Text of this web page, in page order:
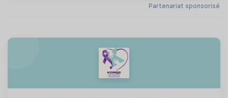
Partenariat sponsorisé